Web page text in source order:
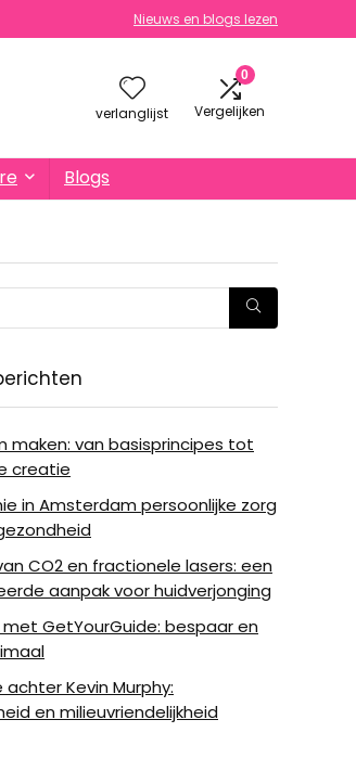
Nieuws en blogs lezen
verlanglijst
0
Vergelijken
Blogs
maken: van basisprincipes tot
creatie
in Amsterdam persoonlijke zorg
CO2 en fractionele lasers: een
aanpak voor huidverjonging
met GetYourGuide: bespaar en
Kevin Murphy:
en milieuvriendelijkheid